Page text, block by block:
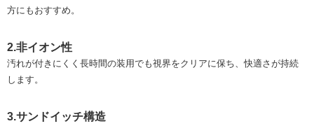
方にもおすすめ。
2.非イオン性
汚れが付きにくく長時間の装用でも視界をクリアに保ち、快適さが持続
します。
3.サンドイッチ構造